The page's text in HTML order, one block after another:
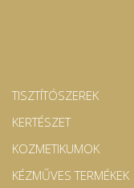
TISZTÍTÓSZEREK
KERTÉSZET
KOZMETIKUMOK
KÉZMŰVES TERMÉKEK